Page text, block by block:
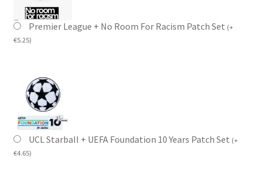
Premier League + No Room For Racism Patch Set (+
€5.25)
UCL Starball + UEFA Foundation 10 Years Patch Set (+
€4.65)